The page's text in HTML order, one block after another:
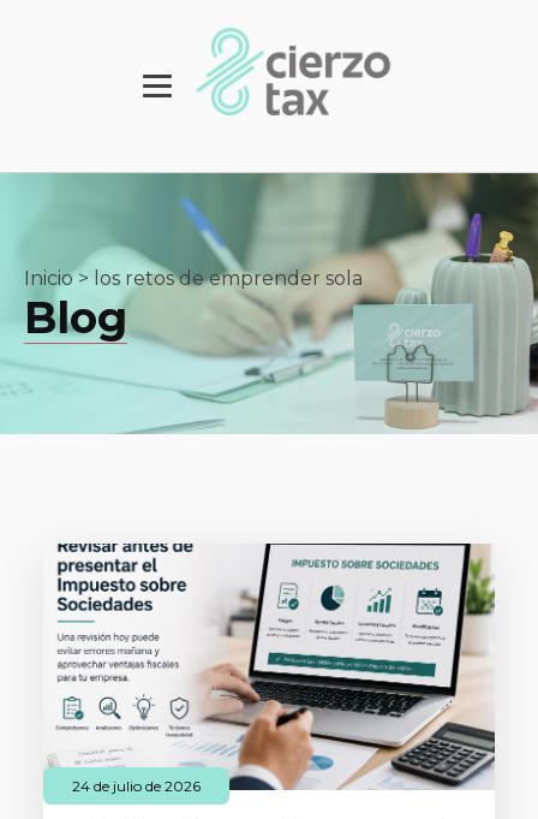
Inicio> los retos de emprender sola
Blog
24 de julio de 2026